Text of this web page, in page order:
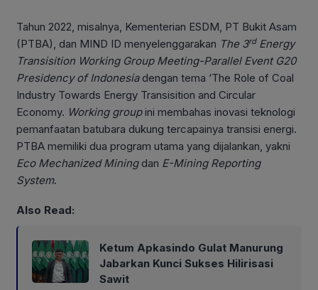
Tahun 2022, misalnya, Kementerian ESDM, PT Bukit Asam
(PTBA), dan MIND ID menyelenggarakan The 3rdEnergy
Transisition Working Group Meeting-Parallel Event G20
Presidency of Indonesiadengan tema ‘The Role of Coal
Industry Towards Energy Transisition and Circular
Economy. Working groupini membahas inovasi teknologi
pemanfaatan batubara dukung tercapainya transisi energi.
PTBA memiliki dua program utama yang dijalankan, yakni
Eco Mechanized Miningdan E-Mining Reporting
System.
Also Read:
Ketum Apkasindo Gulat Manurung
Jabarkan Kunci Sukses Hilirisasi
Sawit